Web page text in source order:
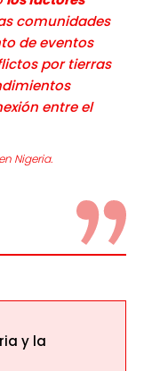
comunidades
de eventos
por tierras
entre el
Nigeria.
y la